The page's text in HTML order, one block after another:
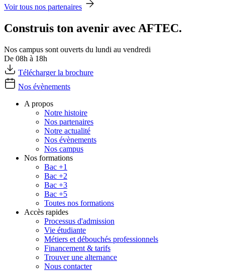
Voir tous nos partenaires
Construis ton avenir avec AFTEC.
Nos campus sont ouverts du lundi au vendredi
De 08h à 18h
Télécharger la brochure
Nos évènements
A propos
Notre histoire
Nos partenaires
Notre actualité
Nos évènements
Nos campus
Nos formations
Bac +1
Bac +2
Bac +3
Bac +5
Toutes nos formations
Accès rapides
Processus d'admission
Vie étudiante
Métiers et débouchés professionnels
Financement & tarifs
Trouver une alternance
Nous contacter